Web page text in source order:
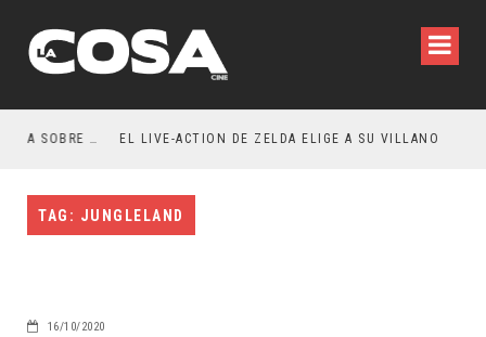
RESEÑA LA INVITACIÓN: OLIVIA WILDE REFLEXIONA SOBRE LA VIDA CONYUGAL EL LIVE-ACTION DE ZELDA ELIGE A SU VILLANO
TAG: JUNGLELAND
16/10/2020